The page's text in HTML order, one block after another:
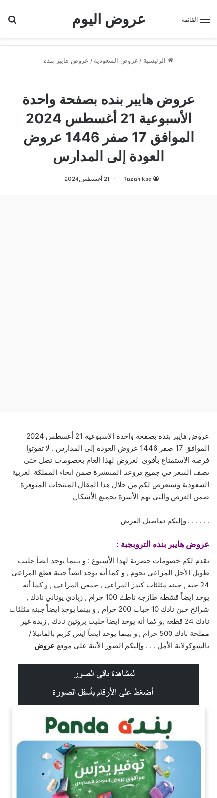
عروض اليوم القائمة
الرئيسية / عروض السعودية / عروض هايبر بنده
عروض هايبر بنده بصفحة واحدة
الأسبوعية 21 أغسطس 2024
الموافق 17 صفر 1446 عروض
العودة إلى المدارس
Razan ksa 21 أغسطس,2024
عروض هايبر بنده بصفحة واحدة الأسبوعية 21 أغسطس 2024
الموافق 17 صفر 1446 عروض العودة إلى المدارس . لا تفوتوا
فرصة الأستمتاع بأقوى العروض لهذا العام بخصومات تصل حتى
نصف السعر في جميع فروعنا المنتشرة ضمن انحاء المملكة العربية
السعودية وسنعرض لكم من خلال هذا المقال المنتجات المتوفرة
ضمن العرض والتي تهم الأسرة بجميع الأشكال
. . . . . . وإليكم تفاصيل العرض
عروض هايبر بنده التروبجبة :
نقدم لكم خصومات حصرية لهذا الأسبوع : و بينما يوجد ايضاً حليب
طويل الأجل المراعي نجوم , و كما أنه يوجد ايضاً جبنة قطع المراعي
24 حبة , جبنة مثلثات كيدز المراعي , حمص المراعي , و كما أنه
يوجد ايضاً قشطة طازجة ناطك 100 جرام , زبادي يوناني نادك ,
شرائح جبن نادك 10 حبات 200 جرام , و بينما يوجد ايضاً جبنة مثلثات
نادك 24 قطعة ,و كما أنه يوجد ايضاً حليب بروتين نادك , زبدة غير
مملحة نادك 500 جرام , و بينما يوجد ايضاً ايس كريم بالفانيلا /
بالشوكولاتة الأمل . . . وإليكم الصور الآتية على موقع عروض